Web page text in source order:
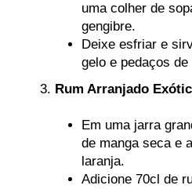
uma colher de
gengibre.
Deixe esfriar e
gelo e pedaços
Rum Arranjado
Em uma jarra
de manga seca e
laranja.
Adicione 70cl de